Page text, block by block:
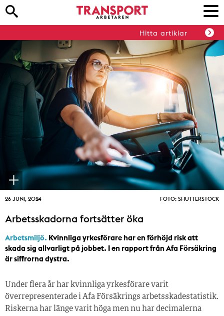
Hitta artiklar
26 JUNI, 2024 FOTO: SHUTTERSTOCK
Arbetsskadorna fortsätter öka
Arbetsmiljö. Kvinnliga yrkesförare har en förhöjd risk att
skada sig allvarligt på jobbet. I en rapport från Afa Försäkring
är siffrorna dystra.
Under flera år har kvinnliga yrkesförare varit
överrepresenterade i Afa Försäkrings arbetsskadestatistik.
Riskerna har länge varit höga men nu har decimalerna